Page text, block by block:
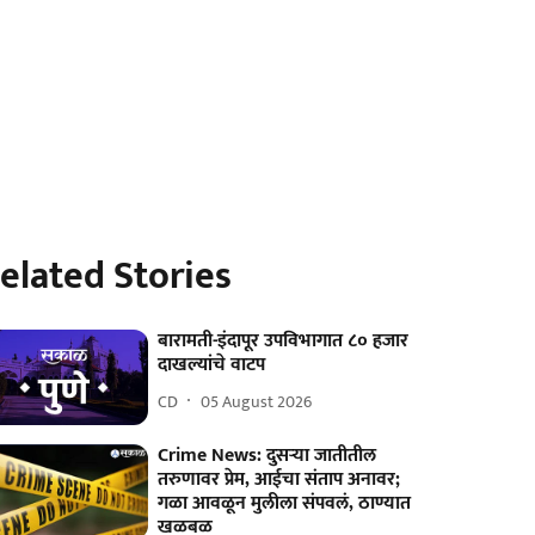
Stories
बारामती-इंदापूर उपविभागात ८० हजार
दाखल्यांचे वाटप
CD 05 August 2026
Crime News: दुसऱ्या जातीतील
तरुणावर प्रेम, आईचा संताप अनावर;
गळा आवळून मुलीला संपवलं, ठाण्यात
खळबळ